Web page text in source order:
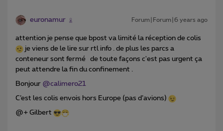
euronamur Forum|Forum|6 years ago
attention je pense que bpost va limité la réception de colis
je viens de le lire sur rtl info . de plus les parcs a
conteneur sont fermé de toute façons c'est pas urgent ça
peut attendre la fin du confinement .
Bonjour @calimero21
C’est les colis envois hors Europe (pas d’avions)
@+ Gilbert